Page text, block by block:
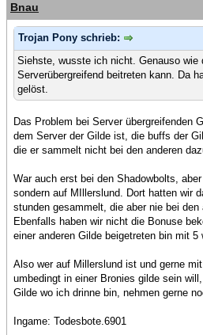
Bnau
Trojan Pony schrieb:
Siehste, wusste ich nicht. Genauso wie
Serverübergreifend beitreten kann. Da
gelöst.
Das Problem bei Server übergreifenden
dem Server der Gilde ist, die buffs der
die er sammelt nicht bei den anderen
War auch erst bei den Shadowbolts,
sondern auf MIllerslund. Dort hatten wir
stunden gesammelt, die aber nie bei den
Ebenfalls haben wir nicht die Bonuse
einer anderen Gilde beigetreten bin mit 5
Also wer auf Millerslund ist und gerne
umbedingt in einer Bronies gilde sein
Gilde wo ich drinne bin, nehmen gerne
Ingame: Todesbote.6901